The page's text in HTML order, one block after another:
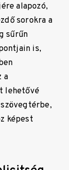
alapozó,
sorokra a
sűrűn
is,
a
lehetővé
szövegtérbe,
képest